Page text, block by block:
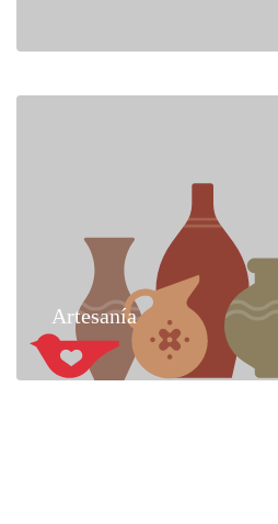
Artesanía